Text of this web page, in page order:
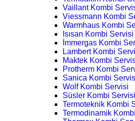
Vaillant Kombi
Viessmann Kombi
Warmhaus Kombi
Isısan Kombi Servisi
İmmergas Kombi
Lambert Kombi
Maktek Kombi
Protherm Kombi
Sanica Kombi
Wolf Kombi Servisi
Süsler Kombi Servisi
Termoteknik Kombi
Termodinamik